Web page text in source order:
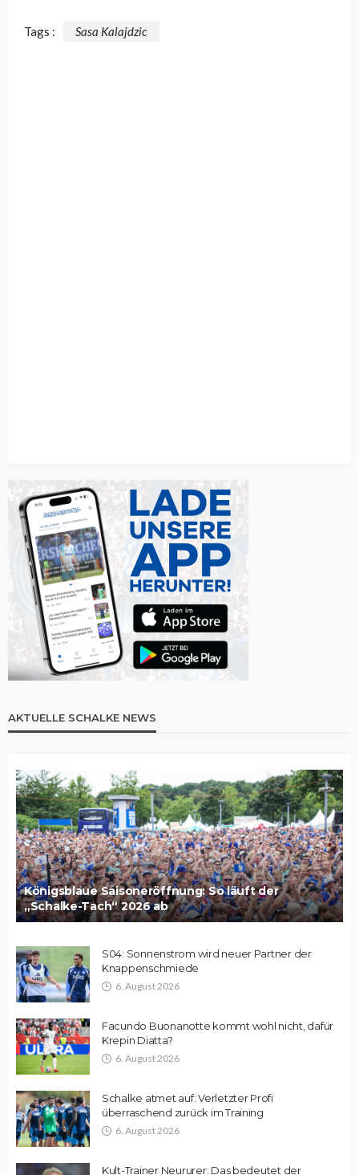
Tags : Sasa Kalajdzic
AKTUELLE SCHALKE NEWS
Königsblaue Saisoneröffnung: So läuft der
„Schalke-Tach“ 2026 ab
S04: Sonnenstrom wird neuer Partner der
Knappenschmiede
6. August 2026
Facundo Buonanotte kommt wohl nicht, dafür
Krepin Diatta?
6. August 2026
Schalke atmet auf: Verletzter Profi
überraschend zurück im Training
6. August 2026
Kult-Trainer Neururer: Das bedeutet der